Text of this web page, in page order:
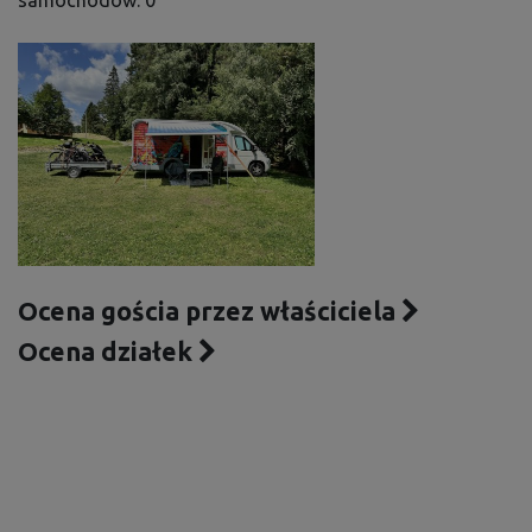
Ocena gościa przez właściciela
Ocena działek